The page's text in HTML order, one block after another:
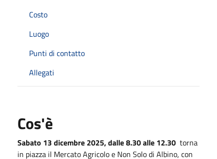
Costo
Luogo
Punti di contatto
Allegati
Cos'è
Sabato 13 dicembre 2025, dalle 8.30 alle 12.30 torna
in piazza il Mercato Agricolo e Non Solo di Albino, con